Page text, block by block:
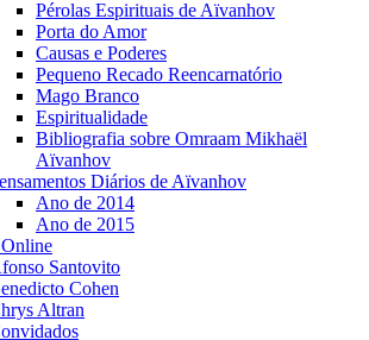
Pérolas Espirituais de Aïvanhov
Porta do Amor
Causas e Poderes
Pequeno Recado Reencarnatório
Mago Branco
Espiritualidade
Bibliografia sobre Omraam Mikhaël
Aïvanhov
Diários de Aïvanhov
Ano de 2014
Ano de 2015
Santovito
Cohen
Altran